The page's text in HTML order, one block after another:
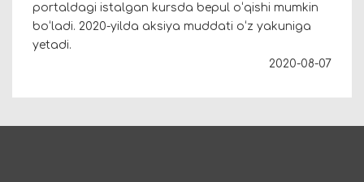
portaldagi istalgan kursda bepul oʻqishi mumkin
boʻladi. 2020-yilda aksiya muddati oʻz yakuniga
yetadi.
2020-08-07